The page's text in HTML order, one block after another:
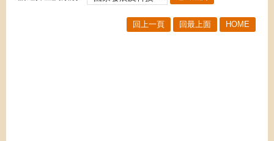
回上一頁 回最上面 HOME